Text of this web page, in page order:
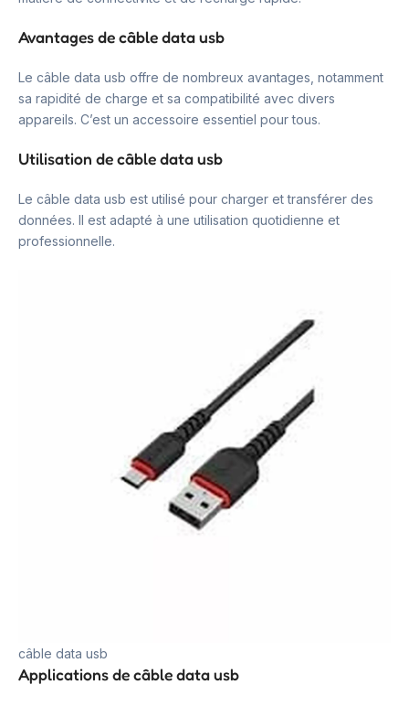
Avantages de câble data usb
Le câble data usb offre de nombreux avantages, notamment
sa rapidité de charge et sa compatibilité avec divers
appareils. C’est un accessoire essentiel pour tous.
Utilisation de câble data usb
Le câble data usb est utilisé pour charger et transférer des
données. Il est adapté à une utilisation quotidienne et
professionnelle.
câble data usb
Applications de câble data usb